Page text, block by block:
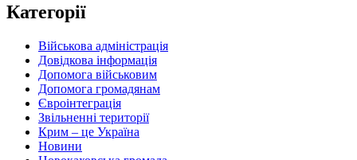
Категорії
Військова адміністрація
Довідкова інформація
Допомога військовим
Допомога громадянам
Євроінтеграція
Звільненні території
Крим – це Україна
Новини